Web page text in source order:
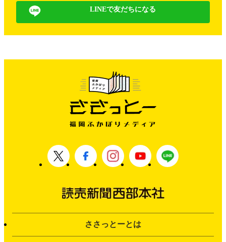
LINEで友だちになる
ささっとーとは